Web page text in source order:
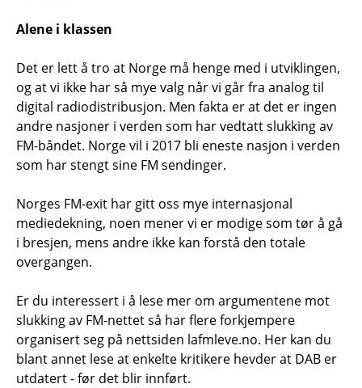
Alene i klassen
Det er lett å tro at Norge må henge med i utviklingen,
og at vi ikke har så mye valg når vi går fra analog til
digital radiodistribusjon. Men fakta er at det er ingen
andre nasjoner i verden som har vedtatt slukking av
FM-båndet. Norge vil i 2017 bli eneste nasjon i verden
som har stengt sine FM sendinger.
Norges FM-exit har gitt oss mye internasjonal
mediedekning, noen mener vi er modige som tør å gå
i bresjen, mens andre ikke kan forstå den totale
overgangen.
Er du interessert i å lese mer om argumentene mot
slukking av FM-nettet så har flere forkjempere
organisert seg på nettsiden lafmleve.no. Her kan du
blant annet lese at enkelte kritikere hevder at DAB er
utdatert - før det blir innført.